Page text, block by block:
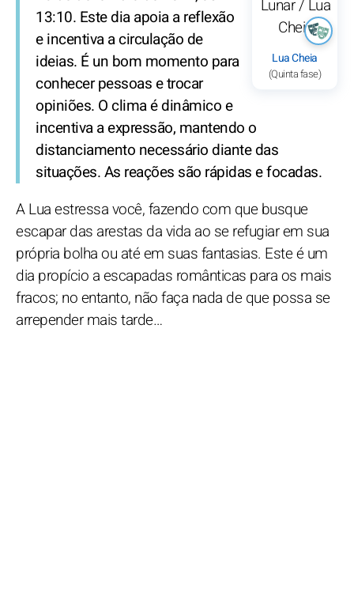
Lua Cheia
(Quinta fase)
13:10. Este dia apoia a reflexão
e incentiva a circulação de
ideias. É un bom momento para
conhecer pessoas e trocar
opiniões. O clima é dinâmico e
incentiva a expressão, mantendo o
distanciamento necessário diante das
situações. As reações são rápidas e focadas.
A Lua estressa você, fazendo com que busque
escapar das arestas da vida ao se refugiar em sua
própria bolha ou até em suas fantasias. Este é um
dia propício a escapadas românticas para os mais
fracos; no entanto, não faça nada de que possa se
arrepender mais tarde…